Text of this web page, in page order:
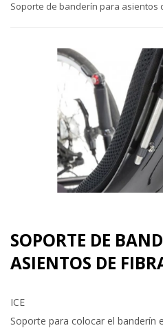
SOPORTE DE
ASIENTOS DE
ICE
Soporte para colocar el banderín